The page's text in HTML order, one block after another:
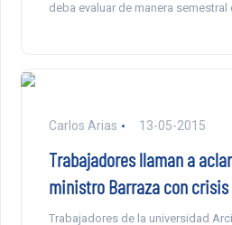
deba evaluar de manera
Carlos Arias 13-05-2015
Trabajadores llaman a
ministro Barraza con crisis
Trabajadores de la universidad